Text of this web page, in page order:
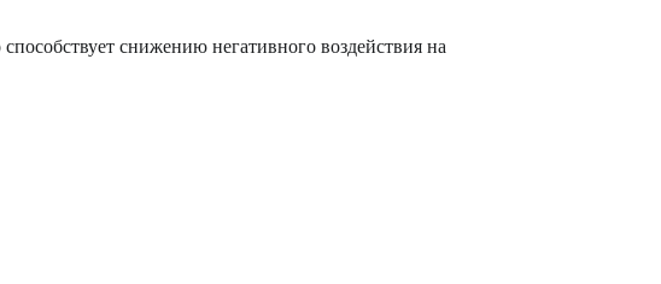
снижению негативного воздействия на